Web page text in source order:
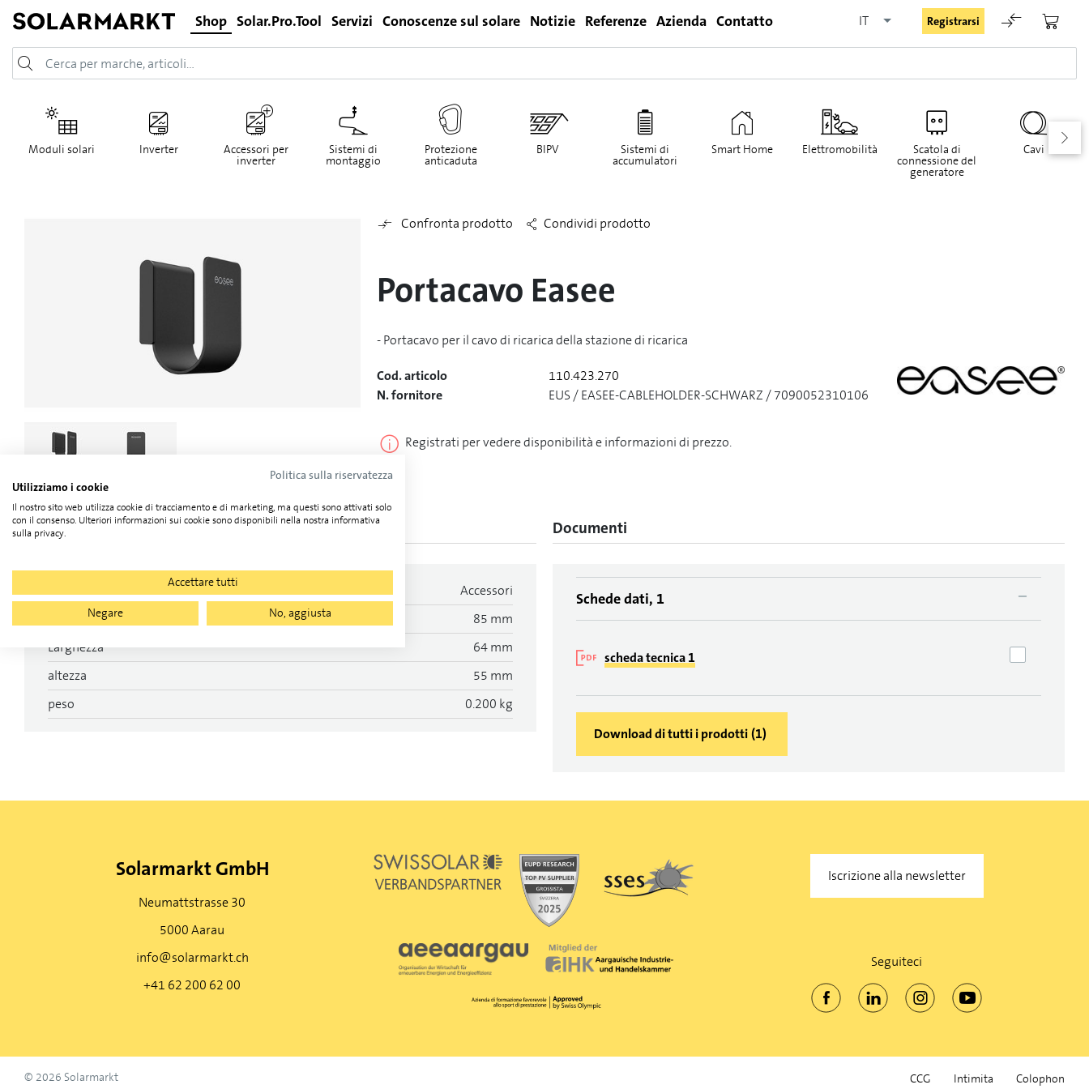
Shop Solar.Pro.Tool Servizi Conoscenze sul solare Notizie Referenze Azienda Contatto IT Registrarsi
Login
Moduli solari Inverter Accessori per
inverter
Sistemi di
montaggio
Protezione
anticaduta
BIPV Sistemi di
accumulatori
Smart Home Elettromobilità Scatola di
connessione del
generatore
Cavi
Confronta prodotto Condividi prodotto
Portacavo Easee
- Portacavo per il cavo di ricarica della stazione di ricarica
Cod. articolo
110.423.270
N. fornitore
EUS / EASEE-CABLEHOLDER-SCHWARZ / 7090052310106
Registrati per vedere disponibilità e informazioni di prezzo.
Dettagli tecnici
Categoria
Accessori
Lunghezza
85 mm
Larghezza
64 mm
altezza
55 mm
peso
0.200 kg
Documenti
Schede dati, 1
scheda tecnica 1
Download di tutti i prodotti(1)
Solarmarkt GmbH
Neumattstrasse 30
5000 Aarau
info@solarmarkt.ch
+41 62 200 62 00
Iscrizione alla newsletter
Seguiteci
© 2026 Solarmarkt CCG Intimita Colophon
Politica sulla riservatezza
Utilizziamo i cookie
Il nostro sito web utilizza cookie di tracciamento e di marketing, ma questi sono attivati solo
con il consenso. Ulteriori informazioni sui cookie sono disponibili nella nostra informativa
sulla privacy.
Accettare tutti
Negare
No, aggiusta